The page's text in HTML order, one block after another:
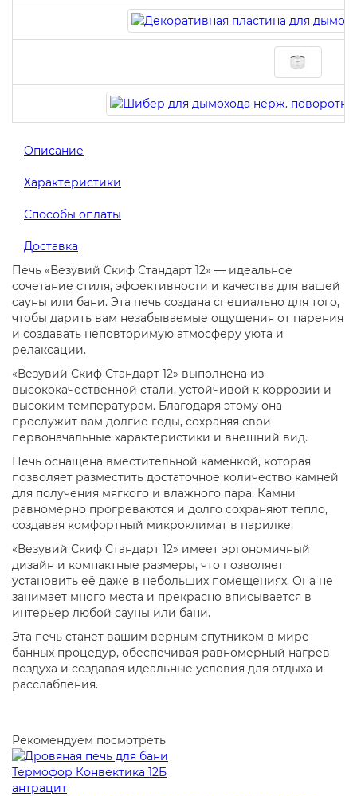
Описание
Характеристики
Способы оплаты
Доставка
Печь «Везувий Скиф Стандарт 12» — идеальное
сочетание стиля, эффективности и качества для вашей
сауны или бани. Эта печь создана специально для того,
чтобы дарить вам незабываемые ощущения от парения
и создавать неповторимую атмосферу уюта и
релаксации.
«Везувий Скиф Стандарт 12» выполнена из
высококачественной стали, устойчивой к коррозии и
высоким температурам. Благодаря этому она
прослужит вам долгие годы, сохраняя свои
первоначальные характеристики и внешний вид.
Печь оснащена вместительной каменкой, которая
позволяет разместить достаточное количество камней
для получения мягкого и влажного пара. Камни
равномерно прогреваются и долго сохраняют тепло,
создавая комфортный микроклимат в парилке.
«Везувий Скиф Стандарт 12» имеет эргономичный
дизайн и компактные размеры, что позволяет
установить её даже в небольших помещениях. Она не
занимает много места и прекрасно вписывается в
интерьер любой сауны или бани.
Эта печь станет вашим верным спутником в мире
банных процедур, обеспечивая равномерный нагрев
воздуха и создавая идеальные условия для отдыха и
расслабления.
Рекомендуем посмотреть